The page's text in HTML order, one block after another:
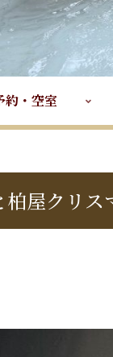
約・空室
屋クリス